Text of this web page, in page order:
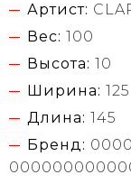
Артист:
Вес: 100
Высота: 10
Ширина: 125
Длина: 145
Бренд: